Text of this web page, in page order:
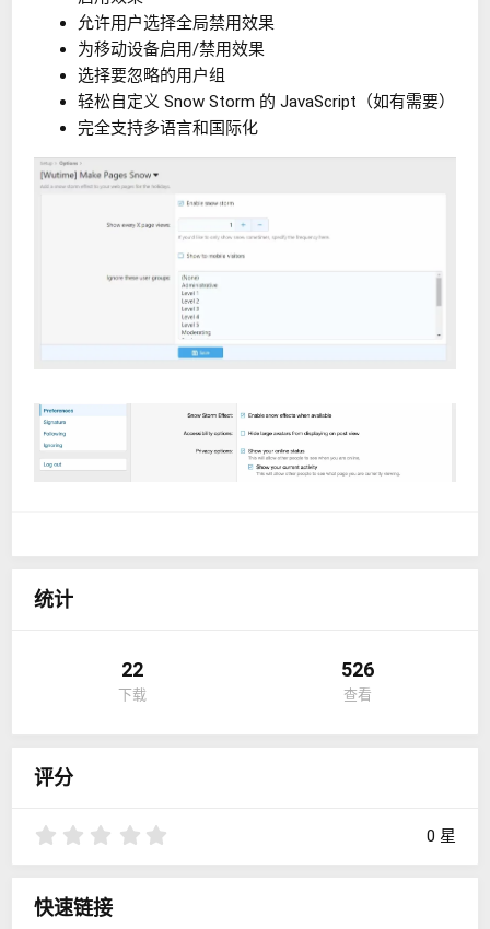
允许用户选择全局禁用效果
为移动设备启用/禁用效果
选择要忽略的用户组
轻松自定义 Snow Storm 的 JavaScript（如有需要）
完全支持多语言和国际化
统计
22
下载
526
查看
评分
0 星
快速链接